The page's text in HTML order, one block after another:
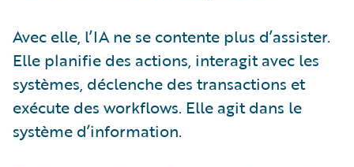
Avec elle, l’IA ne se contente plus d’assister.
Elle planifie des actions, interagit avec les
systèmes, déclenche des transactions et
exécute des workflows. Elle agit dans le
système d’information.